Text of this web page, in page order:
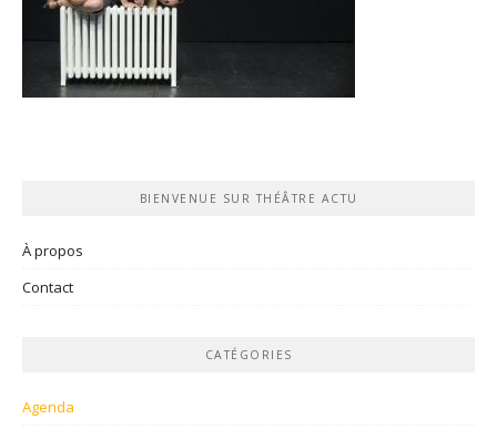
BIENVENUE SUR THÉÂTRE ACTU
À propos
Contact
CATÉGORIES
Agenda